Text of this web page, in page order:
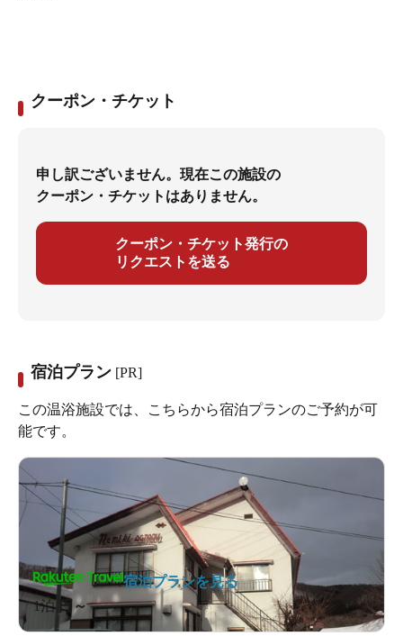
クーポン・チケット
申し訳ございません。現在この施設の
クーポン・チケットはありません。
クーポン・チケット発行の
リクエストを送る
宿泊プラン [PR]
この温浴施設では、こちらから宿泊プランのご予約が可
能です。
1泊 円～
宿泊プランを見る